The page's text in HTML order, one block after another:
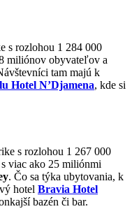
s rozlohou 1 284 000
miliónov obyvateľov a
tam majú k
Hotel N’Djamena, kde si
s rozlohou 1 267 000
viac ako 25 miliónmi
. Čo sa týka ubytovania, k
hotel Bravia Hotel
bazén či bar.